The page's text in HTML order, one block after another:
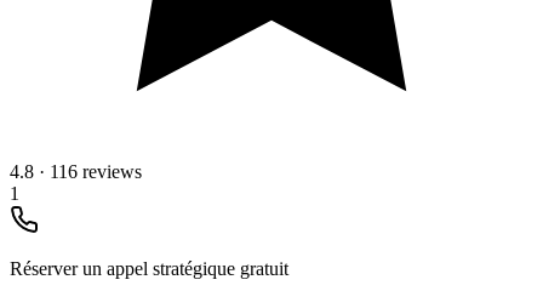
4.8 · 116 reviews
1
Réserver un appel stratégique gratuit